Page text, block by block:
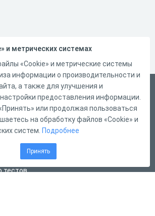
связи
тестов
и метрических системах
«Cookie» и метрические системы
информации о производительности и
а также для улучшения и
предоставления информации.
или продолжая пользоваться
на обработку файлов «Cookie» и
систем. Подробнее
Принять